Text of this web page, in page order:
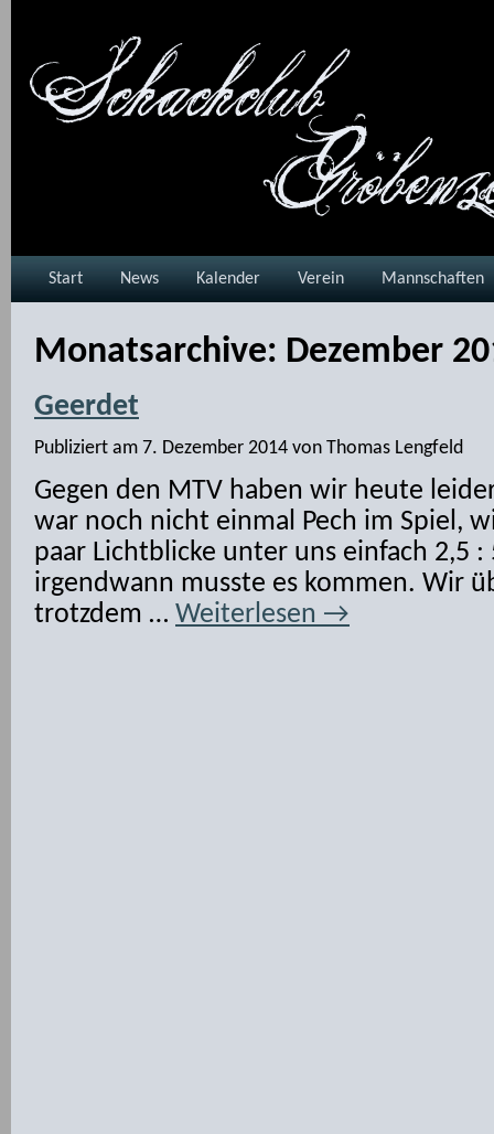
Start News Kalender Verein Mannschaften
Monatsarchive: Dezember
Geerdet
Publiziert am 7. Dezember 2014 von Thomas Lengfeld
Gegen den MTV haben wir heute
war noch nicht einmal Pech im Spiel,
paar Lichtblicke unter uns einfach 2,5
irgendwann musste es kommen. Wir
trotzdem … Weiterlesen →